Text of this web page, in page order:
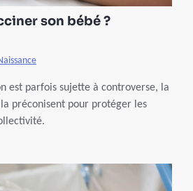
son bébé ?
est parfois sujette à controverse, la
préconisent pour protéger les